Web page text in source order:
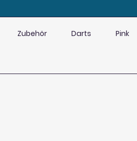
Zubehör Darts Pink